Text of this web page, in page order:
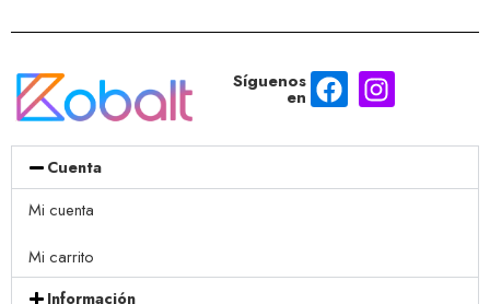
Síguenos
en
Cuenta
Mi cuenta
Mi carrito
Información